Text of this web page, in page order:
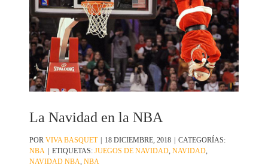
La Navidad en la NBA
PORVIVA BASQUET 18 DICIEMBRE, 2018
CATEGORÍAS:
NBA
ETIQUETAS:JUEGOS DE NAVIDAD,NAVIDAD,
NAVIDAD NBA,NBA